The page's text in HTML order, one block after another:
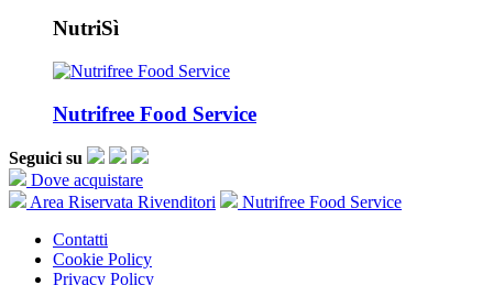
NutriSì
Nutrifree Food Service
Seguici su
Dove acquistare
Area Riservata Rivenditori
Nutrifree Food Service
Contatti
Cookie Policy
Privacy Policy